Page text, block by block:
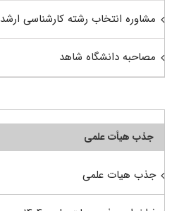
مشاوره انتخاب رشته کارشناسی ارشد
مصاحبه دانشگاه شاهد
جذب هیأت علمی
جذب هیات علمی